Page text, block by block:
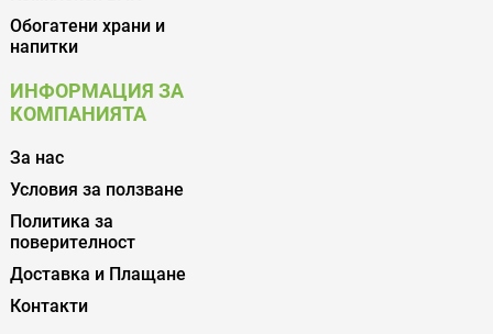
Обогатени храни и
напитки
ИНФОРМАЦИЯ ЗА
КОМПАНИЯТА
За нас
Условия за ползване
Политика за
поверителност
Доставка и Плащане
Контакти